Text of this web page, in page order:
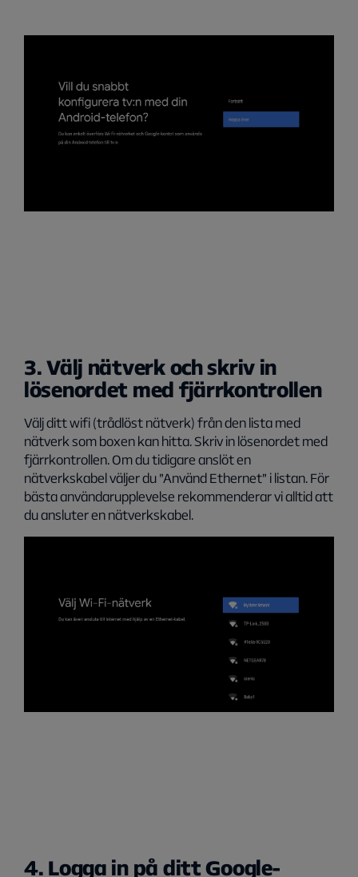
3. Välj nätverk och skriv in
lösenordet med fjärrkontrollen
Välj ditt wifi (trådlöst nätverk) från den lista med
nätverk som boxen kan hitta. Skriv in lösenordet med
fjärrkontrollen. Om du tidigare anslöt en
nätverkskabel väljer du ”Använd Ethernet” i listan. För
bästa användarupplevelse rekommenderar vi alltid att
du ansluter en nätverkskabel.
4. Logga in på ditt Google-